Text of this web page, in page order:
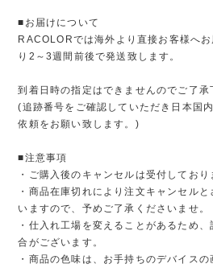
■お届けについて
RACOLORでは海外より直接お客様へ
り2～3週間前後で発送致します。
到着日時の指定はできませんのでご了承
(追跡番号をご確認していただき日本国
依頼をお願い致します。)
■注意事項
・ご購入後のキャンセルは受付しており
・商品在庫切れにより注文キャンセル
いますので、予めご了承くださいませ。
・仕入れ工場を変えることがあるため
合がございます。
・商品の色味は、お手持ちのデバイス